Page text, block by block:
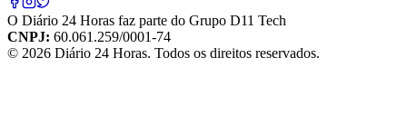
O Diário 24 Horas faz parte do Grupo D11 Tech
CNPJ: 60.061.259/0001-74
© 2026 Diário 24 Horas. Todos os direitos reservados.